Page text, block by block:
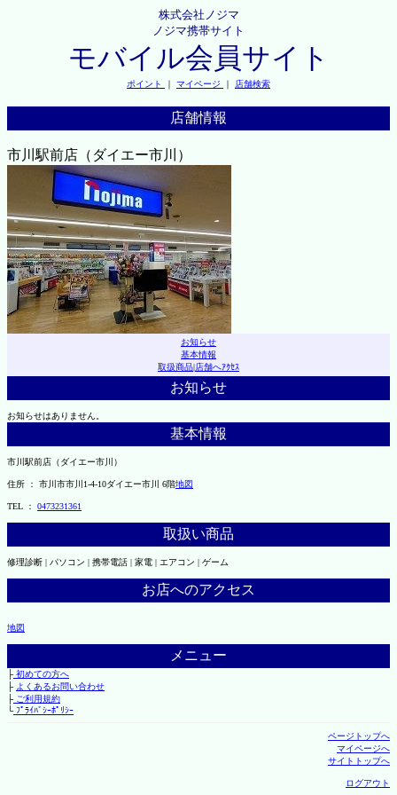
株式会社ノジマ
ノジマ携帯サイト
モバイル会員サイト
ポイント ｜ マイページ ｜ 店舗検索
店舗情報
市川駅前店（ダイエー市川）
お知らせ
基本情報
取扱商品|店舗へｱｸｾｽ
お知らせ
お知らせはありません。
基本情報
市川駅前店（ダイエー市川）
住所 ： 市川市市川1-4-10ダイエー市川 6階地図
TEL ： 0473231361
取扱い商品
修理診断 | パソコン | 携帯電話 | 家電 | エアコン | ゲーム
お店へのアクセス
地図
メニュー
├初めての方へ
├ よくあるお問い合わせ
├ご利用規約
└ﾌﾟﾗｲﾊﾞｼｰﾎﾟﾘｼｰ
ページトップへ
マイページへ
サイトトップへ
ログアウト